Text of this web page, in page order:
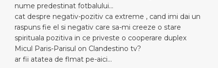
nume predestinat fotbalului…
cat despre negativ-pozitiv ca extreme , cand imi dai un
raspuns fie el si negativ care sa-mi creeze o stare
spirituala pozitiva in ce priveste o cooperare duplex
Micul Paris-Parisul on Clandestino tv?
ar fii atatea de flmat pe-aici…